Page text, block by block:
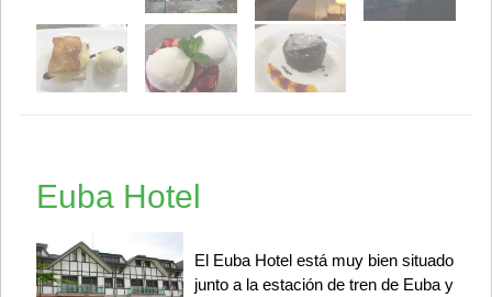
Euba Hotel
El Euba Hotel está muy bien situado
junto a la estación de tren de Euba y